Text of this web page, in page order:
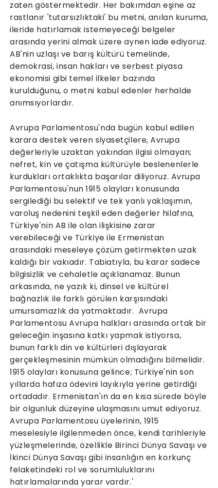
zaten göstermektedir. Her bakımdan eşine az
rastlanır 'tutarsızlıktaki' bu metni, anılan kuruma,
ileride hatırlamak istemeyeceği belgeler
arasında yerini almak üzere aynen iade ediyoruz.
AB'nin uzlaşı ve barış kültürü temelinde,
demokrasi, insan hakları ve serbest piyasa
ekonomisi gibi temel ilkeler bazında
kurulduğunu, o metni kabul edenler herhalde
anımsıyorlardır.
Avrupa Parlamentosu'nda bugün kabul edilen
karara destek veren siyasetçilere, Avrupa
değerleriyle uzaktan yakından ilgisi olmayan;
nefret, kin ve çatışma kültürüyle beslenenlerle
kurdukları ortaklıkta başarılar diliyoruz. Avrupa
Parlamentosu'nun 1915 olayları konusunda
sergilediği bu selektif ve tek yanlı yaklaşımın,
varoluş nedenini teşkil eden değerler hilafına,
Türkiye'nin AB ile olan ilişkisine zarar
verebileceği ve Türkiye ile Ermenistan
arasındaki meseleye çözüm getirmekten uzak
kaldığı bir vakıadır. Tabiatıyla, bu karar sadece
bilgisizlik ve cehaletle açıklanamaz. Bunun
arkasında, ne yazık ki, dinsel ve kültürel
bağnazlık ile farklı görülen karşısındaki
umursamazlık da yatmaktadır. Avrupa
Parlamentosu Avrupa halkları arasında ortak bir
geleceğin inşasına katkı yapmak istiyorsa,
bunun farklı din ve kültürleri dışlayarak
gerçekleşmesinin mümkün olmadığını bilmelidir.
1915 olayları konusuna gelince; Türkiye'nin son
yıllarda hafıza ödevini layıkıyla yerine getirdiği
ortadadır. Ermenistan'ın da en kısa sürede böyle
bir olgunluk düzeyine ulaşmasını umut ediyoruz.
Avrupa Parlamentosu üyelerinin, 1915
meselesiyle ilgilenmeden önce, kendi tarihleriyle
yüzleşmelerinde, özellikle Birinci Dünya Savaşı ve
İkinci Dünya Savaşı gibi insanlığın en korkunç
felaketindeki rol ve sorumluluklarını
hatırlamalarında yarar vardır.'